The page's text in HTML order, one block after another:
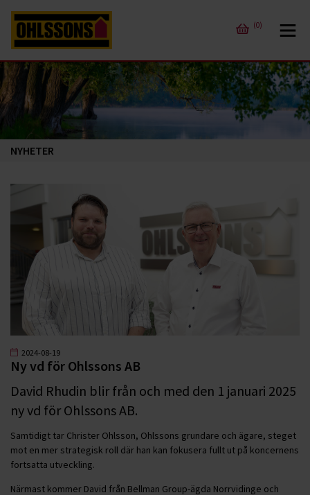
(0)
NYHETER
2024-08-19
Ny vd för Ohlssons AB
David Rhudin blir från och med den 1 januari 2025
ny vd för Ohlssons AB.
Samtidigt tar Christer Ohlsson, Ohlssons grundare och ägare, steget
mot en mer strategisk roll där han kan fokusera fullt ut på koncernens
fortsatta utveckling.
Närmast kommer David från Bellman Group-ägda Norrvidinge och